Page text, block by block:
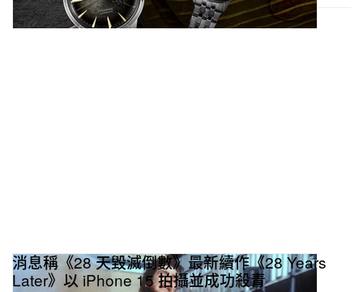
消息稱《28 天毀滅倒數》最新續作《28 Years
Later》以 iPhone 15 拍攝並成功殺青